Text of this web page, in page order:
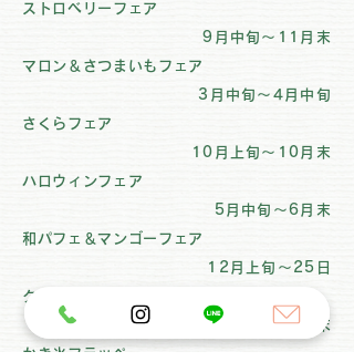
ストロベリーフェア
9月中旬～11月末
マロン＆さつまいもフェア
3​月中旬～4月中旬
さくらフェア
10月上旬～10月末
ハロウィンフェア
5​月中旬～6月末
和パフェ＆マンゴーフェア
12月上旬～25日
クリスマスフェア
​6月上旬～8月末
かき氷フラッペ